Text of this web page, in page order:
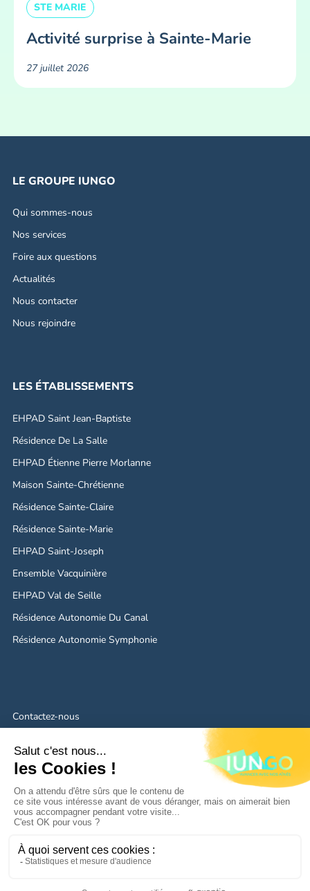
STE MARIE
Activité surprise à Sainte-Marie
27 juillet 2026
LE GROUPE IUNGO
Qui sommes-nous
Nos services
Foire aux questions
Actualités
Nous contacter
Nous rejoindre
LES ÉTABLISSEMENTS
EHPAD Saint Jean-Baptiste
Résidence De La Salle
EHPAD Étienne Pierre Morlanne
Maison Sainte-Chrétienne
Résidence Sainte-Claire
Résidence Sainte-Marie
EHPAD Saint-Joseph
Ensemble Vacquinière
EHPAD Val de Seille
Résidence Autonomie Du Canal
Résidence Autonomie Symphonie
Contactez-nous